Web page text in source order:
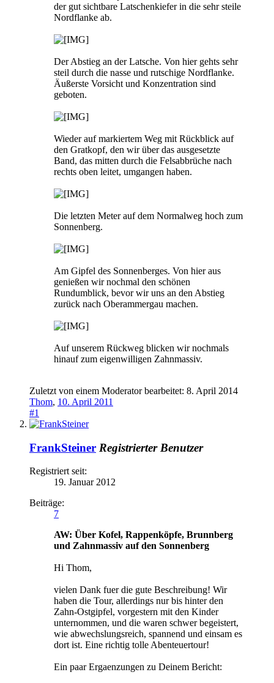
der gut sichtbare Latschenkiefer in die sehr steile
Nordflanke ab.
Der Abstieg an der Latsche. Von hier gehts sehr
steil durch die nasse und rutschige Nordflanke.
Äußerste Vorsicht und Konzentration sind
geboten.
Wieder auf markiertem Weg mit Rückblick auf
den Gratkopf, den wir über das ausgesetzte
Band, das mitten durch die Felsabbrüche nach
rechts oben leitet, umgangen haben.
Die letzten Meter auf dem Normalweg hoch zum
Sonnenberg.
Am Gipfel des Sonnenberges. Von hier aus
genießen wir nochmal den schönen
Rundumblick, bevor wir uns an den Abstieg
zurück nach Oberammergau machen.
Auf unserem Rückweg blicken wir nochmals
hinauf zum eigenwilligen Zahnmassiv.
Zuletzt von einem Moderator bearbeitet: 8. April 2014
Thom, 10. April 2011
#1
FrankSteiner Registrierter Benutzer
Registriert seit:
19. Januar 2012
Beiträge:
7
AW: Über Kofel, Rappenköpfe, Brunnberg
und Zahnmassiv auf den Sonnenberg
Hi Thom,
vielen Dank fuer die gute Beschreibung! Wir
haben die Tour, allerdings nur bis hinter den
Zahn-Ostgipfel, vorgestern mit den Kinder
unternommen, und die waren schwer begeistert,
wie abwechslungsreich, spannend und einsam es
dort ist. Eine richtig tolle Abenteuertour!
Ein paar Ergaenzungen zu Deinem Bericht: